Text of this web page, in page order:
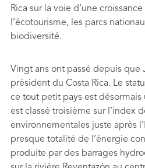
Rica sur la voie d’une
l’écotourisme, les parcs
biodiversité.
Vingt ans ont passé depuis que
président du Costa Rica. Le
ce tout petit pays est désormais
est classé troisième sur l’index
environnementales juste après
presque totalité de l’énergie
produite par des barrages